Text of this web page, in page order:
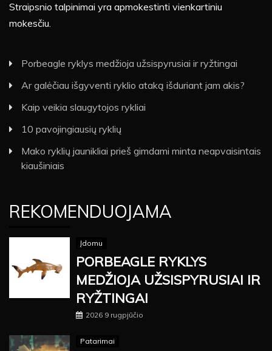
Straipsnio talpinimai yra apmokestinti vienkartiniu
mokesčiu.
Porbeagle ryklys medžioja užsispyrusiai ir ryžtingai
Ar galėčiau išgyventi ryklio ataką išduriant jam akis?
Kaip veikia slaugytojos rykliai
10 pavojingiausių ryklių
Mako ryklių jaunikliai prieš gimdami minta neapvaisintais
kiaušiniais
REKOMENDUOJAMA
Įdomu
PORBEAGLE RYKLYS
MEDŽIOJA UŽSISPYRUSIAI IR
RYŽTINGAI
2026 9 rugpjūčio
Patarimai